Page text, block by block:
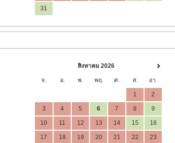
31
สิงหาคม 2026
จ. อ. พ. พฤ. ศ. ส. อา.
1 2
3 4 5 6 7 8 9
10 11 12 13 14 15 16
17 18 19 20 21 22 23